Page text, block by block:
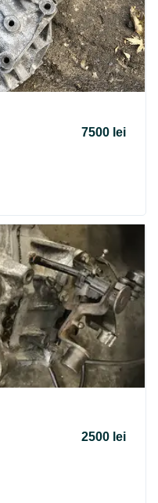
7500 lei
2500 lei